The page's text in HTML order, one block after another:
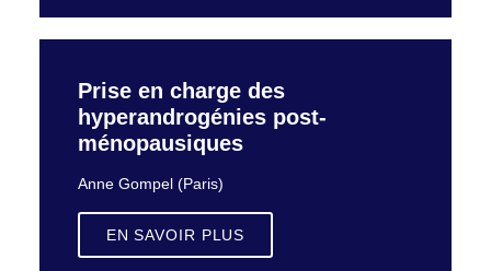
Prise en charge des
hyperandrogénies post-
ménopausiques
Anne Gompel (Paris)
EN SAVOIR PLUS